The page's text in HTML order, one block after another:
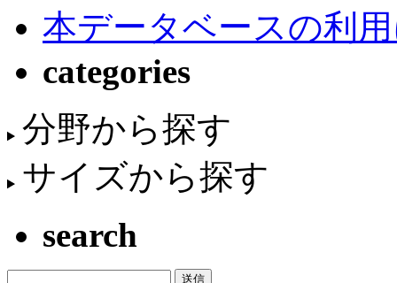
本データベースの利
categories
分野から探す
サイズから探す
search